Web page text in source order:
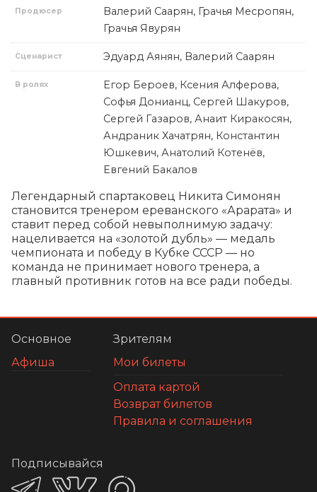
Продюсер
Валерий Саарян, Грачья Месропян,
Грачья Явурян
Сценарист Эдуард Аянян, Валерий Саарян
В ролях
Егор Бероев, Ксения Алферова,
Софья Донианц, Сергей Шакуров,
Сергей Газаров, Анаит Киракосян,
Андраник Хачатрян, Константин
Юшкевич, Анатолий Котенёв,
Евгений Бакалов
Легендарный спартаковец Никита Симонян
становится тренером ереванского «Арарата» и
ставит перед собой невыполнимую задачу:
нацеливается на «золотой дубль» — медаль
чемпионата и победу в Кубке СССР — но
команда не принимает нового тренера, а
главный противник готов на все ради победы.
Основное
Афиша
Зрителям
Мои билеты
Оплата картой
Возврат билетов
Правила и соглашения
Подписывайся